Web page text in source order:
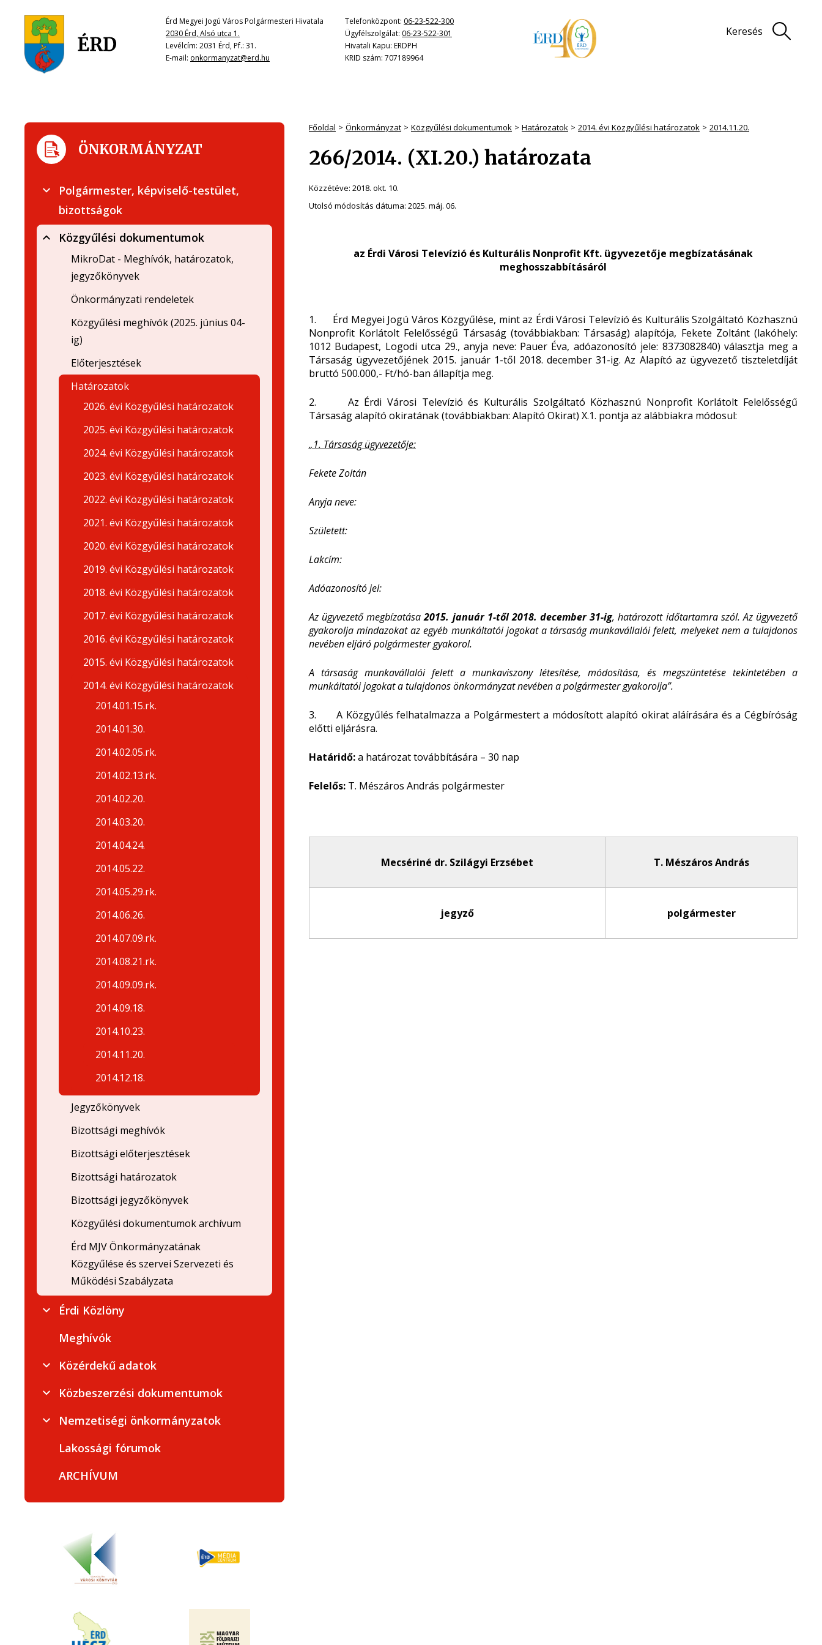
Érd Megyei Jogú Város Polgármesteri Hivatala
2030 Érd, Alsó utca 1.
Levélcím: 2031 Érd, Pf.: 31.
E-mail: onkormanyzat@erd.hu
Telefonközpont: 06-23-522-300
Ügyfélszolgálat: 06-23-522-301
Hivatali Kapu: ERDPH
KRID szám: 707189964
Keresés
Főoldal Önkormányzat Közgyűlési dokumentumok Határozatok 2014. évi Közgyűlési határozatok 2014.11.20.
266/2014. (XI.20.) határozata
Közzétéve: 2018. okt. 10.
Utolsó módosítás dátuma: 2025. máj. 06.
az Érdi Városi Televízió és Kulturális Nonprofit Kft. ügyvezetője megbízatásának
meghosszabbításáról
1. Érd Megyei Jogú Város Közgyűlése, mint az Érdi Városi Televízió és Kulturális Szolgáltató Közhasznú
Nonprofit Korlátolt Felelősségű Társaság (továbbiakban: Társaság) alapítója, Fekete Zoltánt (lakóhely:
1012 Budapest, Logodi utca 29., anyja neve: Pauer Éva, adóazonosító jele: 8373082840) választja meg a
Társaság ügyvezetőjének 2015. január 1-től 2018. december 31-ig. Az Alapító az ügyvezető tiszteletdíját
bruttó 500.000,- Ft/hó-ban állapítja meg.
2. Az Érdi Városi Televízió és Kulturális Szolgáltató Közhasznú Nonprofit Korlátolt Felelősségű
Társaság alapító okiratának (továbbiakban: Alapító Okirat) X.1. pontja az alábbiakra módosul:
„1. Társaság ügyvezetője:
Fekete Zoltán
Anyja neve:
Született:
Lakcím:
Adóazonosító jel:
Az ügyvezető megbízatása2015. január 1-től 2018. december 31-ig, határozott időtartamra szól. Az ügyvezető
gyakorolja mindazokat az egyéb munkáltatói jogokat a társaság munkavállalói felett, melyeket nem a tulajdonos
nevében eljáró polgármester gyakorol.
A társaság munkavállalói felett a munkaviszony létesítése, módosítása, és megszüntetése tekintetében a
munkáltatói jogokat a tulajdonos önkormányzat nevében a polgármester gyakorolja”.
3. A Közgyűlés felhatalmazza a Polgármestert a módosított alapító okirat aláírására és a Cégbíróság
előtti eljárásra.
Határidő:a határozat továbbítására – 30 nap
Felelős: T. Mészáros András polgármester
Mecsériné dr. Szilágyi Erzsébet T. Mészáros András
jegyző polgármester
ÖNKORMÁNYZAT
Polgármester, képviselő-testület,
bizottságok
Közgyűlési dokumentumok
MikroDat - Meghívók, határozatok,
jegyzőkönyvek
Önkormányzati rendeletek
Közgyűlési meghívók (2025. június 04-
ig)
Előterjesztések
Határozatok
2026. évi Közgyűlési határozatok
2025. évi Közgyűlési határozatok
2024. évi Közgyűlési határozatok
2023. évi Közgyűlési határozatok
2022. évi Közgyűlési határozatok
2021. évi Közgyűlési határozatok
2020. évi Közgyűlési határozatok
2019. évi Közgyűlési határozatok
2018. évi Közgyűlési határozatok
2017. évi Közgyűlési határozatok
2016. évi Közgyűlési határozatok
2015. évi Közgyűlési határozatok
2014. évi Közgyűlési határozatok
2014.01.15.rk.
2014.01.30.
2014.02.05.rk.
2014.02.13.rk.
2014.02.20.
2014.03.20.
2014.04.24.
2014.05.22.
2014.05.29.rk.
2014.06.26.
2014.07.09.rk.
2014.08.21.rk.
2014.09.09.rk.
2014.09.18.
2014.10.23.
2014.11.20.
2014.12.18.
Jegyzőkönyvek
Bizottsági meghívók
Bizottsági előterjesztések
Bizottsági határozatok
Bizottsági jegyzőkönyvek
Közgyűlési dokumentumok archívum
Érd MJV Önkormányzatának
Közgyűlése és szervei Szervezeti és
Működési Szabályzata
Érdi Közlöny
Meghívók
Közérdekű adatok
Közbeszerzési dokumentumok
Nemzetiségi önkormányzatok
Lakossági fórumok
ARCHÍVUM